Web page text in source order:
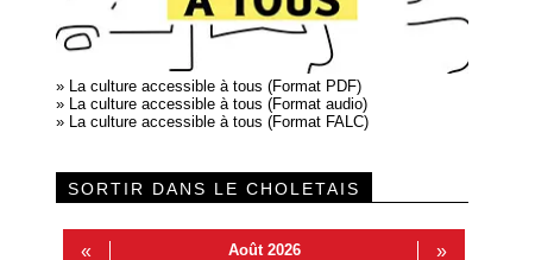
» La culture accessible à tous (Format PDF)
» La culture accessible à tous (Format audio)
» La culture accessible à tous (Format FALC)
SORTIR DANS LE CHOLETAIS
« Août 2026 »